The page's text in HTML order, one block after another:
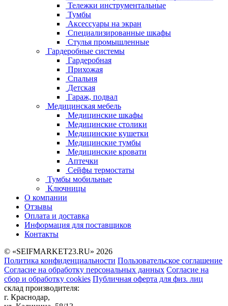
Тележки инструментальные
Тумбы
Аксессуары на экран
Специализированные шкафы
Стулья промышленные
Гардеробные системы
Гардеробная
Прихожая
Спальня
Детская
Гараж, подвал
Медицинская мебель
Медицинские шкафы
Медицинские столики
Медицинские кушетки
Медицинские тумбы
Медицинские кровати
Аптечки
Сейфы термостаты
Тумбы мобильные
Ключницы
О компании
Отзывы
Оплата и доставка
Информация для поставщиков
Контакты
© «SEIFMARKET23.RU» 2026
Политика конфиденциальности Пользовательское соглашение
Согласие на обработку персональных данных Согласие на
сбор и обработку cookies Публичная оферта для физ. лиц
склад производителя:
г. Краснодар,